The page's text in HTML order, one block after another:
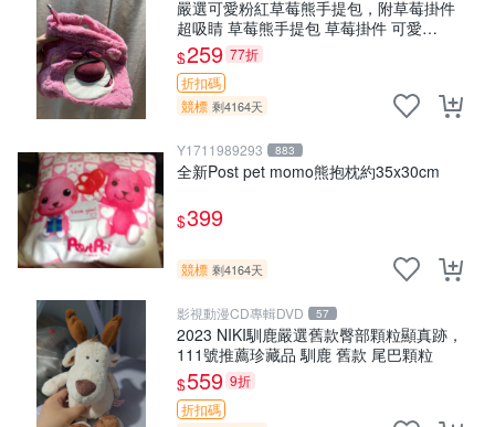
嚴選可愛粉紅草莓熊手提包，附草莓掛件
超吸睛 草莓熊手提包 草莓掛件 可愛
portunese
$259 77折
折扣碼
競標 剩4164天
Y1711989293 883
全新Post pet momo熊抱枕約35x30cm
$399
競標 剩4164天
影視動漫CD專輯DVD 57
2023 NIKI馴鹿嚴選舊款臀部顆粒顯真跡，
111號推薦珍藏品 馴鹿 舊款 尾巴顆粒
$559 9折
折扣碼